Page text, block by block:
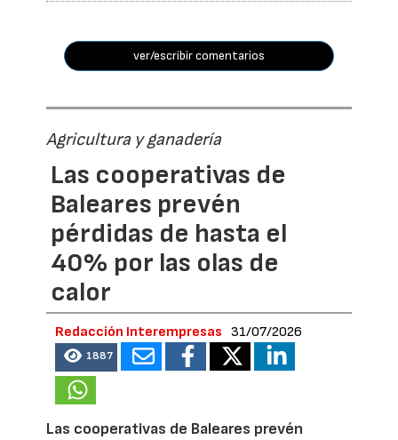
ver/escribir comentarios
Agricultura y ganadería
Las cooperativas de
Baleares prevén
pérdidas de hasta el
40% por las olas de
calor
Redacción Interempresas 31/07/2026
1887
Las cooperativas de Baleares prevén